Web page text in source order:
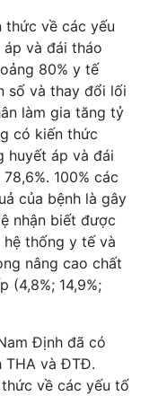
thức về các yếu
và đái tháo
80% y tế
số và thay đổi lối
làm gia tăng tỷ
có kiến thức
huyết áp và đái
100% các
của bệnh là gây
nhận biết được
hệ thống y tế và
nâng cao chất
(4,8%; 14,9%;
Định đã có
THA và ĐTĐ.
về các yếu tố